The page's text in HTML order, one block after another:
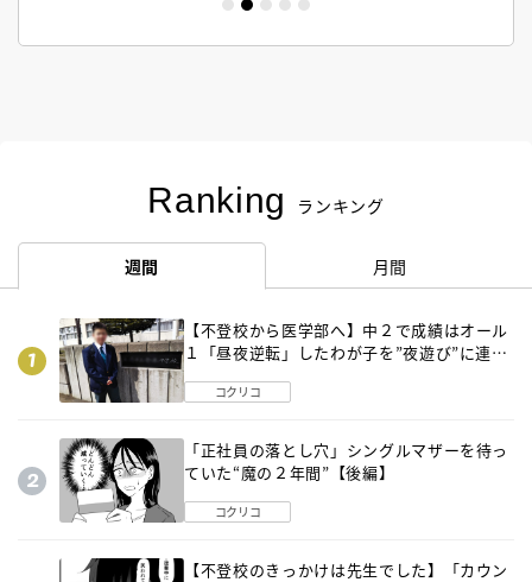
Ranking ランキング
週間 月間
【不登校から医学部へ】中２で成績はオール
１「昼夜逆転」したわが子を”夜遊び”に連れ
コクリコ
「正社員の落とし穴」シングルマザーを待っ
ていた“魔の２年間”【後編】
コクリコ
【不登校のきっかけは先生でした】「カウン